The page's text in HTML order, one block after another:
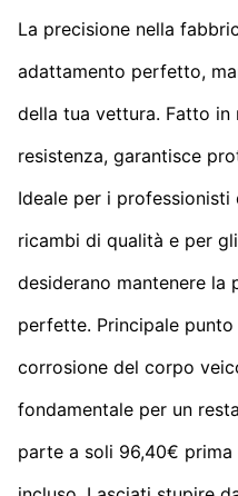
La precisione nella
adattamento perfetto,
della tua vettura. Fatto
resistenza, garantisce
Ideale per i
ricambi di qualità e per
desiderano mantenere la
perfette. Principale
corrosione del corpo
fondamentale per un
parte a soli 96,40€ prima